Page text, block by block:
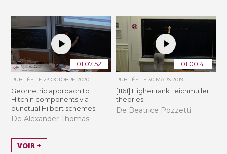
01:07:52
PUBLIÉE LE23 OCTOBRE 2020
Geometric approach to
Hitchin components via
punctual Hilbert schemes
De Alexander Thomas
01:00:41
PUBLIÉE LE 30 MARS 2019
[1161] Higher rank Teichmüller
theories
De Beatrice Pozzetti
VOIR +